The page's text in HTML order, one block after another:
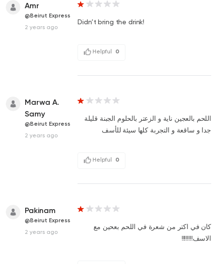
Amr
@Beirut Express
2 years ago
Didn’t bring the drink!
Helpful 0
Marwa A.
Samy
@Beirut Express
2 years ago
اللحم بالعجين ناية و الزعتر بالحلوم الجبنة قليلة
جدا و ساقعة و التجربة كلها سيئة للأسف
Helpful 0
Pakinam
@Beirut Express
2 years ago
كان في اكتر من شعرة في اللحم بعحين مع
الاسف!!!!!!!!